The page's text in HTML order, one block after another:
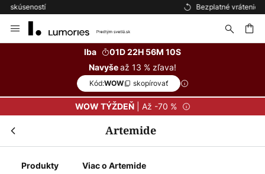
Bezplatné vrátenie do 50 dní
to
Iba
01D 22H 56M 09S
Navyšeaž 13 % zľava!
Kód:WOW skopírovať
WOW TÝŽDEŇ| Až -70 %
Artemide
Produkty Viac o Artemide